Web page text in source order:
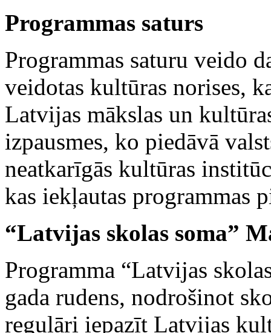
Programmas saturs
Programmas saturu veido
veidotas kultūras norises,
Latvijas mākslas un
izpausmes, ko piedāvā
neatkarīgās kultūras
kas iekļautas programmas
“Latvijas skolas soma”
Programma “Latvijas
gada rudens, nodrošinot
regulāri iepazīt Latvijas